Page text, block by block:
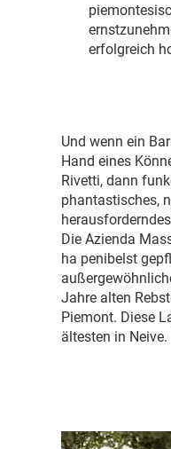
erfolgreich
Und wenn ein
Hand eines
Rivetti, dann
phantastisches,
Die Azienda
ha penibelst
Jahre alten
Piemont. Diese
ältesten in Neive.